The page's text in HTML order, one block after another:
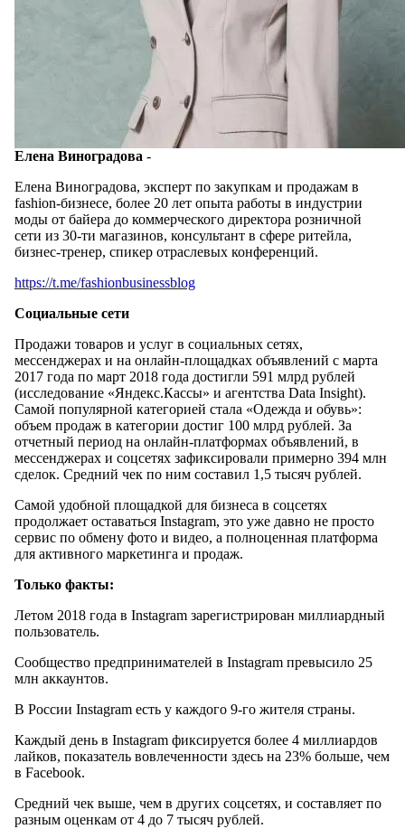
Елена Виноградова -
Елена Виноградова, эксперт по закупкам и продажам в
fashion-бизнесе, более 20 лет опыта работы в индустрии
моды от байера до коммерческого директора розничной
сети из 30-ти магазинов, консультант в сфере ритейла,
бизнес-тренер, спикер отраслевых конференций.
https://t.me/fashionbusinessblog
Социальные сети
Продажи товаров и услуг в социальных сетях,
мессенджерах и на онлайн-площадках объявлений с марта
2017 года по март 2018 года достигли 591 млрд рублей
(исследование «Яндекс.Кассы» и агентства Data Insight).
Самой популярной категорией стала «Одежда и обувь»:
объем продаж в категории достиг 100 млрд рублей. За
отчетный период на онлайн-платформах объявлений, в
мессенджерах и соцсетях зафиксировали примерно 394 млн
сделок. Средний чек по ним составил 1,5 тысяч рублей.
Самой удобной площадкой для бизнеса в соцсетях
продолжает оставаться Instagram, это уже давно не просто
сервис по обмену фото и видео, а полноценная платформа
для активного маркетинга и продаж.
Только факты:
Летом 2018 года в Instagram зарегистрирован миллиардный
пользователь.
Сообщество предпринимателей в Instagram превысило 25
млн аккаунтов.
В России Instagram есть у каждого 9-го жителя страны.
Каждый день в Instagram фиксируется более 4 миллиардов
лайков, показатель вовлеченности здесь на 23% больше, чем
в Facebook.
Средний чек выше, чем в других соцсетях, и составляет по
разным оценкам от 4 до 7 тысяч рублей.